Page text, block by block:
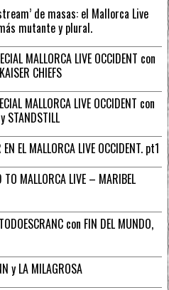
de masas: el Mallorca Live
mutante y plural.
MALLORCA LIVE OCCIDENT con
CHIEFS
MALLORCA LIVE OCCIDENT con
STANDSTILL
EL MALLORCA LIVE OCCIDENT. pt1
MALLORCA LIVE – MARIBEL
con FIN DEL MUNDO,
y LA MILAGROSA